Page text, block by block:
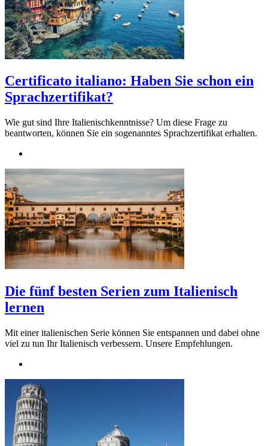
Certificato italiano: Haben Sie schon ein
Sprachzertifikat?
Wie gut sind Ihre Italienischkenntnisse? Um diese Frage zu
beantworten, können Sie ein sogenanntes Sprachzertifikat erhalten.
Die fünf besten Serien zum Italienisch
lernen
Mit einer italienischen Serie können Sie entspannen und dabei ohne
viel zu tun Ihr Italienisch verbessern. Unsere Empfehlungen.